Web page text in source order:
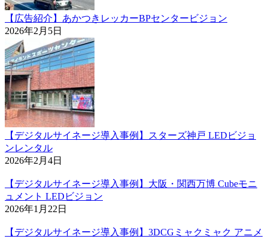
【広告紹介】あかつきレッカーBPセンタービジョン
2026年2月5日
【デジタルサイネージ導入事例】スターズ神戸 LEDビジョ
ンレンタル
2026年2月4日
【デジタルサイネージ導入事例】大阪・関西万博 Cubeモニ
ュメント LEDビジョン
2026年1月22日
【デジタルサイネージ導入事例】3DCGミャクミャク アニメ